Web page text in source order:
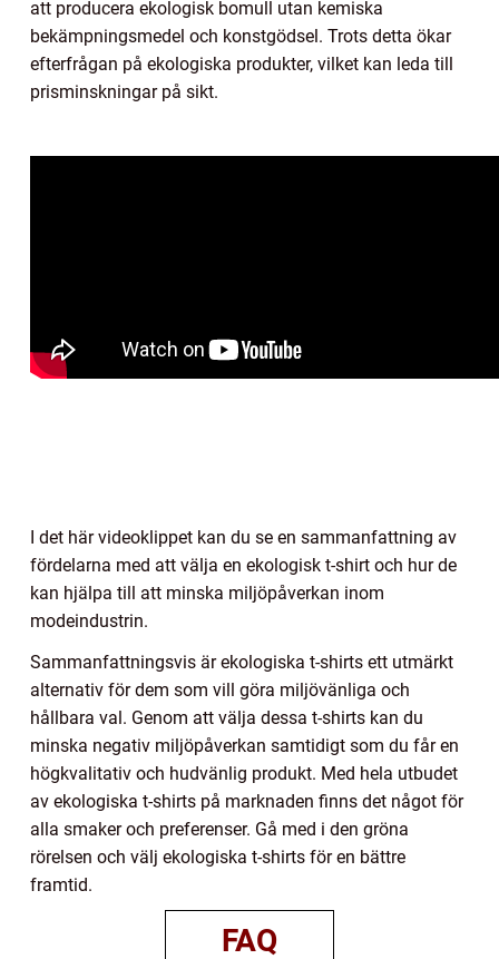
att producera ekologisk bomull utan kemiska
bekämpningsmedel och konstgödsel. Trots detta ökar
efterfrågan på ekologiska produkter, vilket kan leda till
prisminskningar på sikt.
I det här videoklippet kan du se en sammanfattning av
fördelarna med att välja en ekologisk t-shirt och hur de
kan hjälpa till att minska miljöpåverkan inom
modeindustrin.
Sammanfattningsvis är ekologiska t-shirts ett utmärkt
alternativ för dem som vill göra miljövänliga och
hållbara val. Genom att välja dessa t-shirts kan du
minska negativ miljöpåverkan samtidigt som du får en
högkvalitativ och hudvänlig produkt. Med hela utbudet
av ekologiska t-shirts på marknaden finns det något för
alla smaker och preferenser. Gå med i den gröna
rörelsen och välj ekologiska t-shirts för en bättre
framtid.
FAQ